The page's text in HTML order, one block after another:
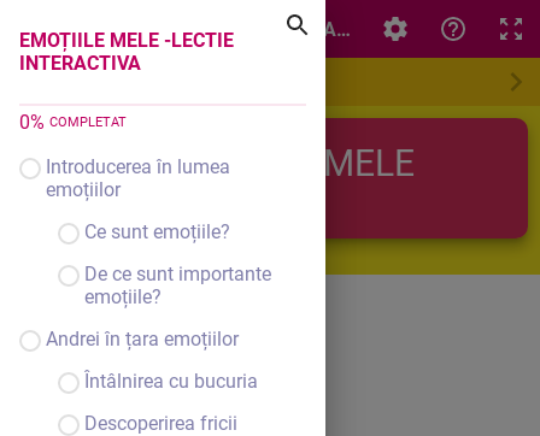
EMOȚIILE MELE -LECTIE
INTERACTIVA
0% COMPLETAT
Introducerea în lumea
emoțiilor
Ce sunt emoțiile?
De ce sunt importante
emoțiile?
Andrei în țara emoțiilor
Întâlnirea cu bucuria
Descoperirea fricii
EMOȚIILE MELE -LECTIE INTERACTIVA
EMOȚIILE MELE